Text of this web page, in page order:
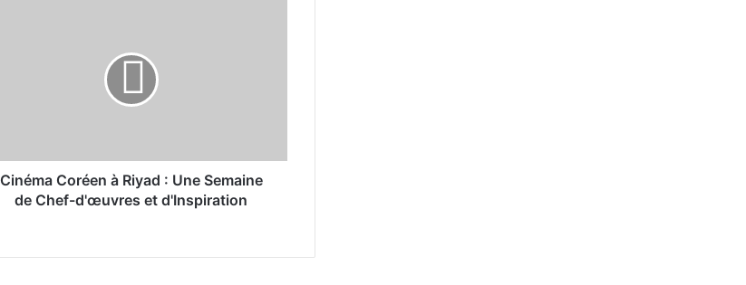
Cinéma Coréen à Riyad : Une Semaine
de Chef-d'œuvres et d'Inspiration